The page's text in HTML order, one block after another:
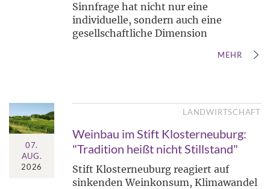
Sinnfrage hat nicht nur eine
individuelle, sondern auch eine
gesellschaftliche Dimension
MEHR
07.
AUG.
2026
LANDWIRTSCHAFT
Weinbau im Stift Klosterneuburg:
"Tradition heißt nicht Stillstand"
Stift Klosterneuburg reagiert auf
sinkenden Weinkonsum, Klimawandel